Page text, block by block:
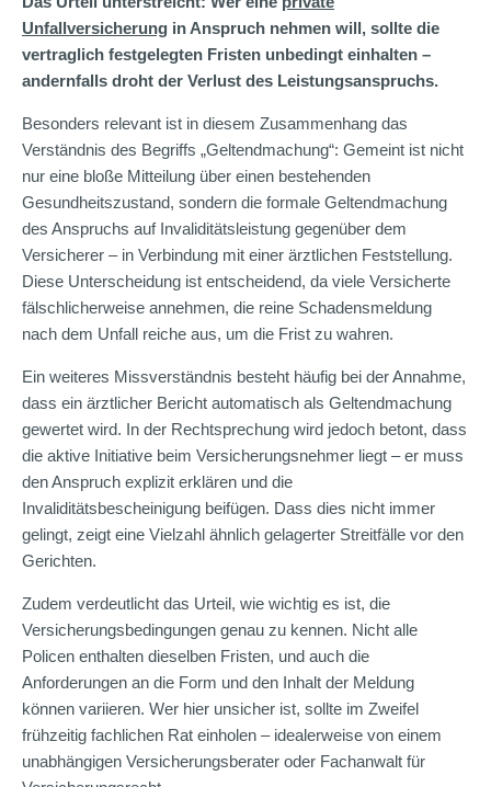
Unfallversicherung in Anspruch nehmen will, sollte die
vertraglich festgelegten Fristen unbedingt einhalten –
andernfalls droht der Verlust des Leistungsanspruchs.
Besonders relevant ist in diesem Zusammenhang das
Verständnis des Begriffs „Geltendmachung“: Gemeint ist nicht
nur eine bloße Mitteilung über einen bestehenden
Gesundheitszustand, sondern die formale Geltendmachung
des Anspruchs auf Invaliditätsleistung gegenüber dem
Versicherer – in Verbindung mit einer ärztlichen Feststellung.
Diese Unterscheidung ist entscheidend, da viele Versicherte
fälschlicherweise annehmen, die reine Schadensmeldung
nach dem Unfall reiche aus, um die Frist zu wahren.
Ein weiteres Missverständnis besteht häufig bei der Annahme,
dass ein ärztlicher Bericht automatisch als Geltendmachung
gewertet wird. In der Rechtsprechung wird jedoch betont, dass
die aktive Initiative beim Versicherungsnehmer liegt – er muss
den Anspruch explizit erklären und die
Invaliditätsbescheinigung beifügen. Dass dies nicht immer
gelingt, zeigt eine Vielzahl ähnlich gelagerter Streitfälle vor den
Gerichten.
Zudem verdeutlicht das Urteil, wie wichtig es ist, die
Versicherungsbedingungen genau zu kennen. Nicht alle
Policen enthalten dieselben Fristen, und auch die
Anforderungen an die Form und den Inhalt der Meldung
können variieren. Wer hier unsicher ist, sollte im Zweifel
frühzeitig fachlichen Rat einholen – idealerweise von einem
unabhängigen Versicherungsberater oder Fachanwalt für